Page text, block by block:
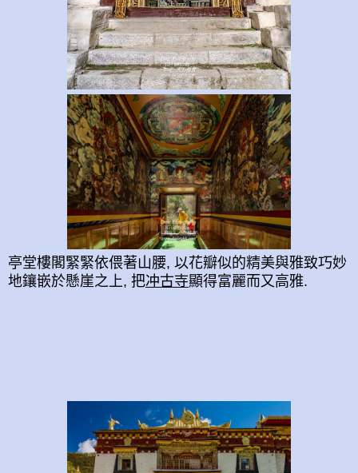
亭堂樓閣緊緊依偎著山腰, 以花瓣似的精美與雅致巧妙
地鑲嵌於懸崖之上, 把冲古寺顯得富麗而又高雅.